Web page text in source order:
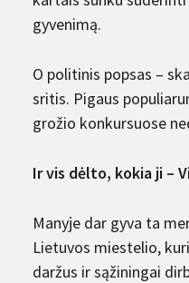
gyvenimą.
O politinis popsas –
sritis. Pigaus
grožio konkursuose
Ir vis dėlto, kokia ji –
Manyje dar gyva ta
Lietuvos miestelio,
daržus ir sąžiningai